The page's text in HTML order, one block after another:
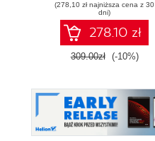
Bootstrap and
make your web
designs responsive
(278,10 zł najniższa cena z 30
dni)
278.10 zł
309.00zł (-10%)